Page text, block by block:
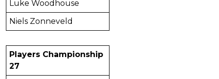
Luke Woodhouse
Niels Zonneveld
Players Championship
27